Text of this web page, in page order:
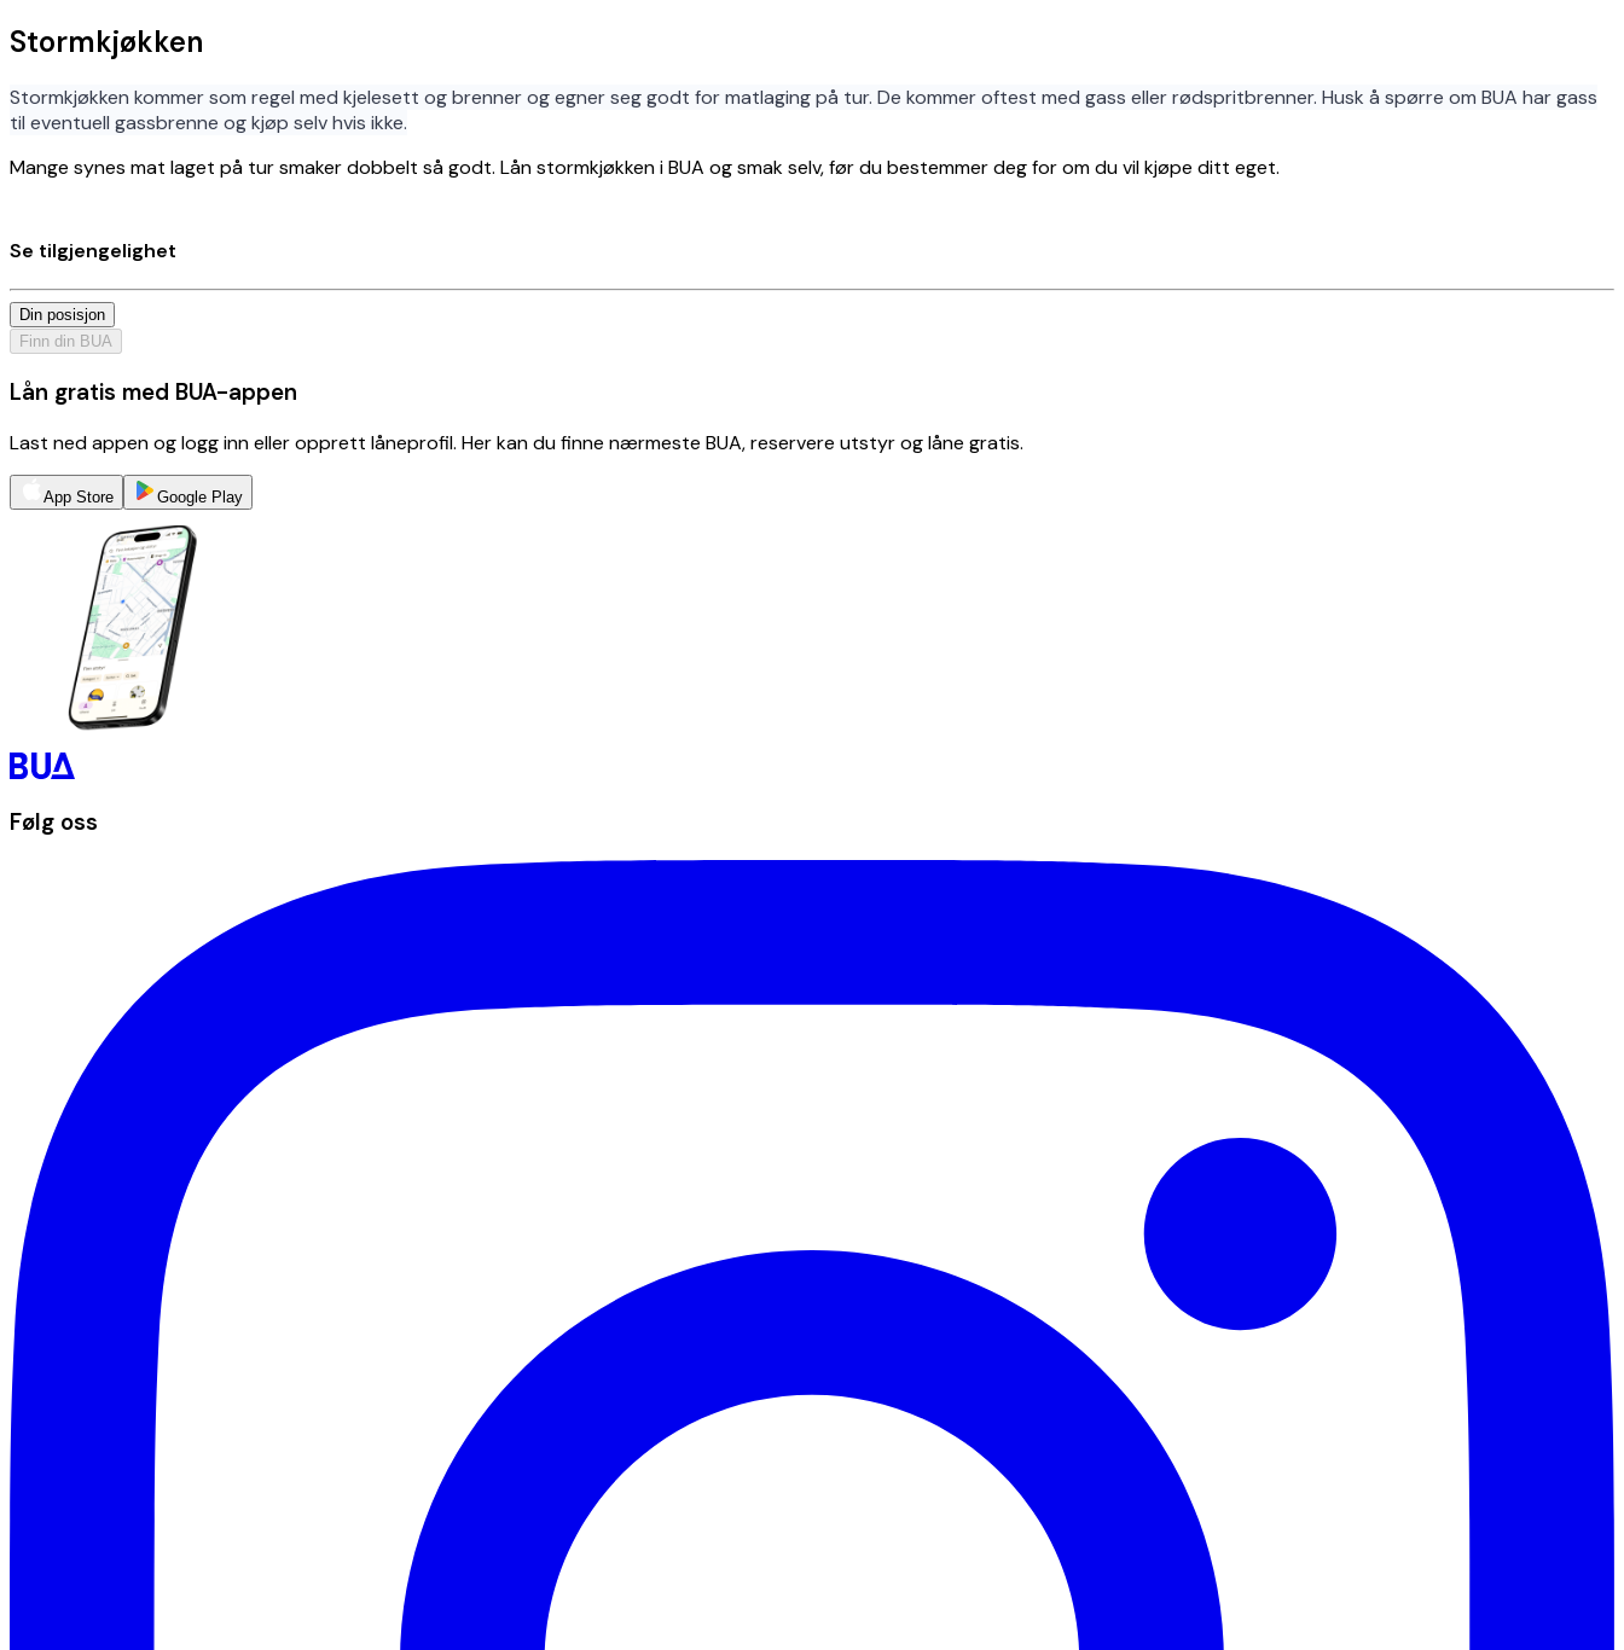
Stormkjøkken
Stormkjøkken kommer som regel med kjelesett og brenner og egner seg godt for matlaging på tur. De kommer oftest med gass eller rødspritbrenner. Husk å spørre om BUA har gass
til eventuell gassbrenne og kjøp selv hvis ikke.
Mange synes mat laget på tur smaker dobbelt så godt. Lån stormkjøkken i BUA og smak selv, før du bestemmer deg for om du vil kjøpe ditt eget.
Se tilgjengelighet
Din posisjon
Finn din BUA
Lån gratis med BUA-appen
Last ned appen og logg inn eller opprett låneprofil. Her kan du finne nærmeste BUA, reservere utstyr og låne gratis.
App Store Google Play
Følg oss